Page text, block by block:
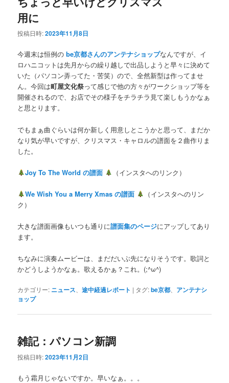
用に
投稿日時:2023年11月8日
今週末は恒例のbe京都さんのアンテナショップなんですが、イ
ロハニコットは先月からの繰り越しで出品しようと早々に決めて
いた（パソコン弄ってた・苦笑）ので、全然新型は作ってませ
ん。今回は町屋文化祭って感じで他の方々がワークショップ等を
開催されるので、お店でその様子をチラチラ見て楽しもうかなぁ
と思とります。
でもまぁ曲ぐらいは何か新しく用意しとこうかと思って、まだか
なり気が早いですが、クリスマス・キャロルの譜面を２曲作りま
した。
Joy To The World の譜面 （インスタへのリンク）
We Wish You a Merry Xmas の譜面
（インスタへのリン
ク）
大きな譜面画像もいつも通りに譜面集のページにアップしてあり
ます。
ちなみに演奏ムービーは、まだだいぶ先になりそうです。歌詞と
かどうしようかなぁ。歌えるかぁ？これ。(;^ω^)
カテゴリー: ニュース 、途中経過レポート | タグ:be京都
アンテナシ
ョップ
雑記：パソコン新調
投稿日時:2023年11月2日
もう霜月じゃないですか。早いなぁ。。。